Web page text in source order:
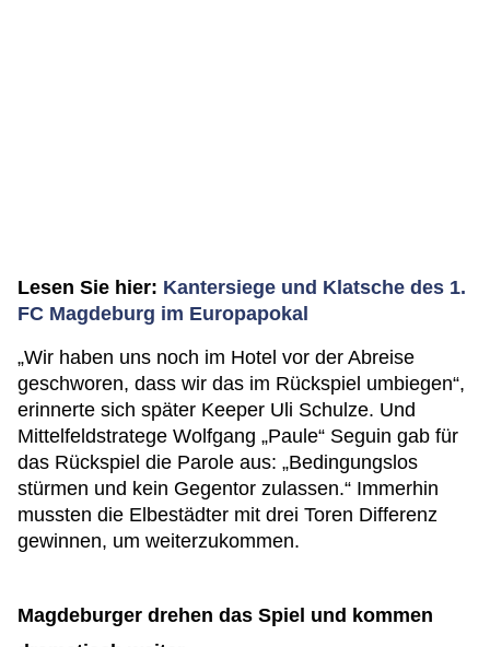
Lesen Sie hier: Kantersiege und Klatsche des 1.
FC Magdeburg im Europapokal
„Wir haben uns noch im Hotel vor der Abreise
geschworen, dass wir das im Rückspiel umbiegen“,
erinnerte sich später Keeper Uli Schulze. Und
Mittelfeldstratege Wolfgang „Paule“ Seguin gab für
das Rückspiel die Parole aus: „Bedingungslos
stürmen und kein Gegentor zulassen.“ Immerhin
mussten die Elbestädter mit drei Toren Differenz
gewinnen, um weiterzukommen.
Magdeburger drehen das Spiel und kommen